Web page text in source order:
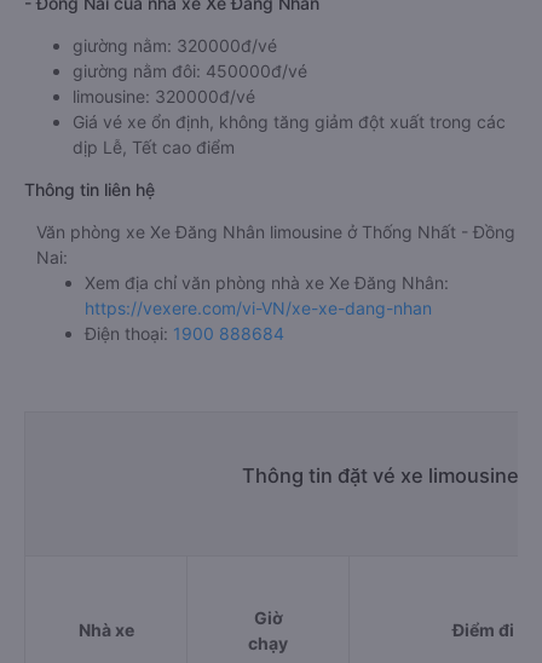
giường nằm: 320000đ/vé
giường nằm đôi: 450000đ/vé
limousine: 320000đ/vé
Giá vé xe ổn định, không tăng giảm đột xuất trong các
dịp Lễ, Tết cao điểm
Thông tin liên hệ
Văn phòng xe Xe Đăng Nhân limousine ở Thống Nhất - Đồng
Nai:
Xem địa chỉ văn phòng nhà xe Xe Đăng Nhân:
https://vexere.com/vi-VN/xe-xe-dang-nhan
Điện thoại: 1900 888684
Thông tin đặt vé xe limousine
Nhà xe
Giờ
chạy
Điểm đi